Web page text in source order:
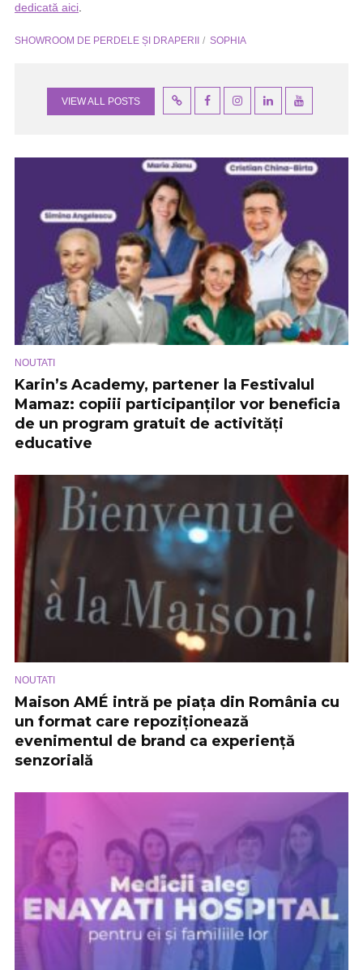
dedicată aici
SHOWROOM DE PERDELE ȘI DRAPERII SOPHIA
VIEW ALL POSTS
NOUTATI
Karin’s Academy, partener la Festivalul
Mamaz: copiii participanților vor beneficia
de un program gratuit de activități
educative
NOUTATI
Maison AMÉ intră pe piața din România cu
un format care repoziționează
evenimentul de brand ca experiență
senzorială